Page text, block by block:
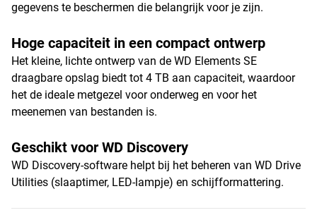
gegevens te beschermen die belangrijk voor je zijn.
Hoge capaciteit in een compact ontwerp
Het kleine, lichte ontwerp van de WD Elements SE
draagbare opslag biedt tot 4 TB aan capaciteit, waardoor
het de ideale metgezel voor onderweg en voor het
meenemen van bestanden is.
Geschikt voor WD Discovery
WD Discovery-software helpt bij het beheren van WD Drive
Utilities (slaaptimer, LED-lampje) en schijfformattering.